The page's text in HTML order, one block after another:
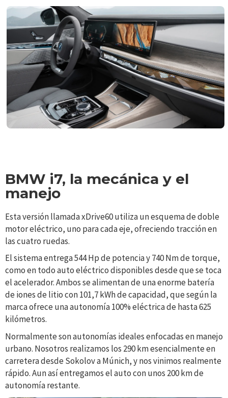
BMW i7, la mecánica y el
manejo
Esta versión llamada xDrive60 utiliza un esquema de doble
motor eléctrico, uno para cada eje, ofreciendo tracción en
las cuatro ruedas.
El sistema entrega 544 Hp de potencia y 740 Nm de torque,
como en todo auto eléctrico disponibles desde que se toca
el acelerador. Ambos se alimentan de una enorme batería
de iones de litio con 101,7 kWh de capacidad, que según la
marca ofrece una autonomía 100% eléctrica de hasta 625
kilómetros.
Normalmente son autonomías ideales enfocadas en manejo
urbano. Nosotros realizamos los 290 km esencialmente en
carretera desde Sokolov a Múnich, y nos vinimos realmente
rápido. Aun así entregamos el auto con unos 200 km de
autonomía restante.